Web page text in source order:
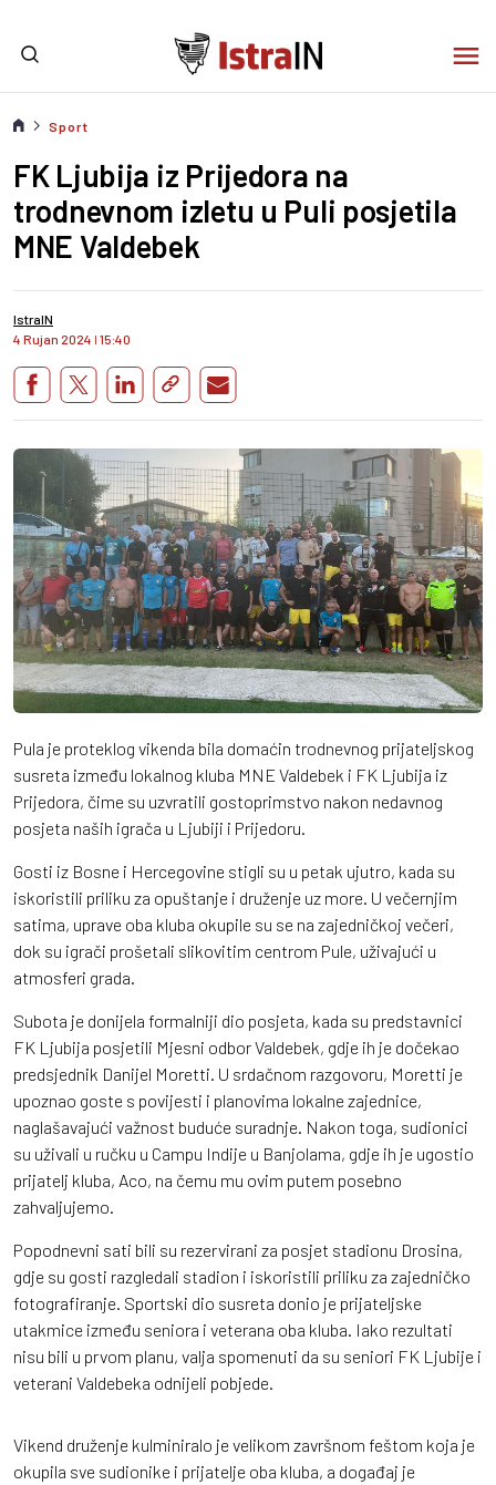
Sport
FK Ljubija iz Prijedora na
trodnevnom izletu u Puli posjetila
MNE Valdebek
IstraIN
4 Rujan 2024 I 15:40
Pula je proteklog vikenda bila domaćin trodnevnog prijateljskog
susreta između lokalnog kluba MNE Valdebek i FK Ljubija iz
Prijedora, čime su uzvratili gostoprimstvo nakon nedavnog
posjeta naših igrača u Ljubiji i Prijedoru.
Gosti iz Bosne i Hercegovine stigli su u petak ujutro, kada su
iskoristili priliku za opuštanje i druženje uz more. U večernjim
satima, uprave oba kluba okupile su se na zajedničkoj večeri,
dok su igrači prošetali slikovitim centrom Pule, uživajući u
atmosferi grada.
Subota je donijela formalniji dio posjeta, kada su predstavnici
FK Ljubija posjetili Mjesni odbor Valdebek, gdje ih je dočekao
predsjednik Danijel Moretti. U srdačnom razgovoru, Moretti je
upoznao goste s povijesti i planovima lokalne zajednice,
naglašavajući važnost buduće suradnje. Nakon toga, sudionici
su uživali u ručku u Campu Indije u Banjolama, gdje ih je ugostio
prijatelj kluba, Aco, na čemu mu ovim putem posebno
zahvaljujemo.
Popodnevni sati bili su rezervirani za posjet stadionu Drosina,
gdje su gosti razgledali stadion i iskoristili priliku za zajedničko
fotografiranje. Sportski dio susreta donio je prijateljske
utakmice između seniora i veterana oba kluba. Iako rezultati
nisu bili u prvom planu, valja spomenuti da su seniori FK Ljubije i
veterani Valdebeka odnijeli pobjede.
Vikend druženje kulminiralo je velikom završnom feštom koja je
okupila sve sudionike i prijatelje oba kluba, a događaj je